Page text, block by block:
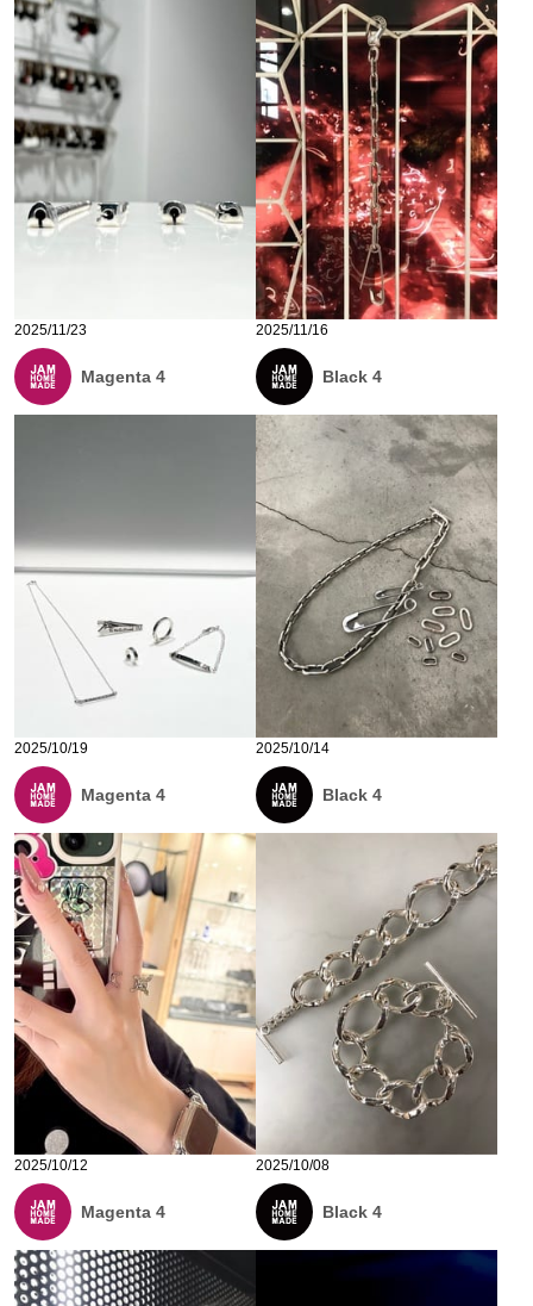
2025/11/23
Magenta 4
2025/11/16
Black 4
2025/10/19
Magenta 4
2025/10/14
Black 4
2025/10/12
Magenta 4
2025/10/08
Black 4